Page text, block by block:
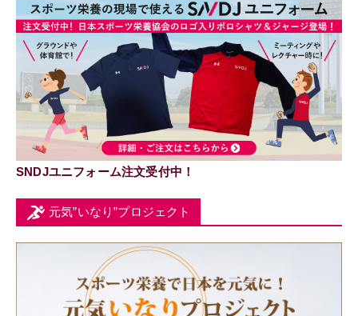
SNDJユニフォーム注文受付中！
元気”いなり”プロジェクト